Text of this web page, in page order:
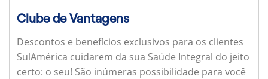
Clube de Vantagens
Descontos e benefícios exclusivos para os clientes
SulAmérica cuidarem da sua Saúde Integral do jeito
certo: o seu! São inúmeras possibilidade para você